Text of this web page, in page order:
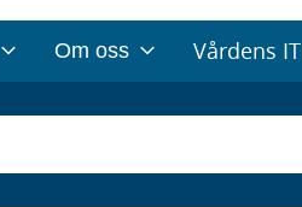
Om oss Vårdens IT